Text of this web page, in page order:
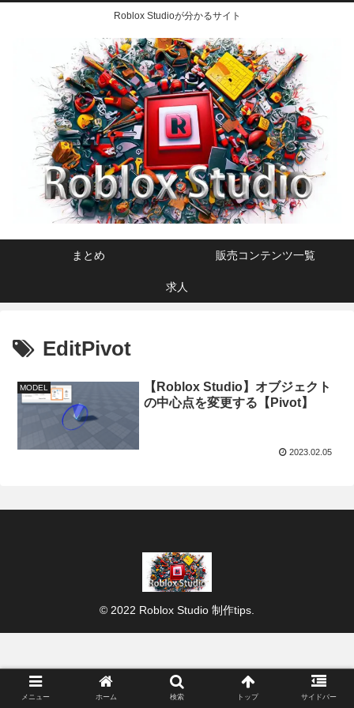
Roblox Studioが分かるサイト
まとめ 販売コンテンツ一覧
求人
EditPivot
MODEL
【Roblox Studio】オブジェクト
の中心点を変更する【Pivot】
2023.02.05
© 2022 Roblox Studio 制作tips.
メニュー ホーム 検索 トップ サイドバー